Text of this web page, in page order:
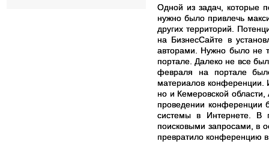
Одной из задач, которые
нужно было привлечь
других территорий.
на БизнесСайте в
авторами. Нужно было не
портале. Далеко не все
февраля на портале
материалов конференции.
но и Кемеровской области,
проведении конференции
системы в Интернете. В
поисковыми запросами, в
превратило конференцию